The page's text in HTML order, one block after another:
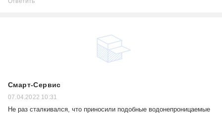
Смарт-Сервис
07.04.2022 10:31
Не раз сталкивался, что приносили подобные водонепроницаемые